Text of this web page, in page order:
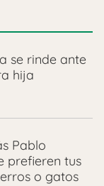
se rinde ante
hija
Pablo
prefieren tus
o gatos